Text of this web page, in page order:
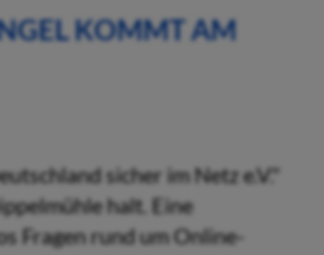
KOMMT AM
sicher im Netz e.V."
halt. Eine
Fragen rund um Online-